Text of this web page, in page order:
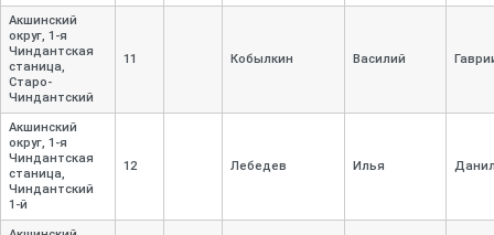
Акшинский
округ, 1-я
Чиндантская
станица,
Старо-
Чиндантский
11 Кобылкин Василий
Акшинский
округ, 1-я
Чиндантская
станица,
Чиндантский
1-й
12 Лебедев Илья